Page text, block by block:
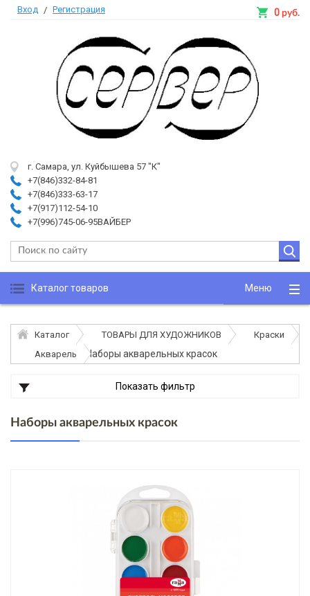
Вход / Регистрация
г. Самара, ул. Куйбышева 57 "К"
+7(846)332-84-81
+7(846)333-63-17
+7(917)112-54-10
+7(996)745-06-95ВАЙБЕР
0 руб.
Каталог товаров Меню
Каталог ТОВАРЫ ДЛЯ ХУДОЖНИКОВ
Краски
Акварель
Наборы акварельных красок
Показать фильтр
Наборы акварельных красок